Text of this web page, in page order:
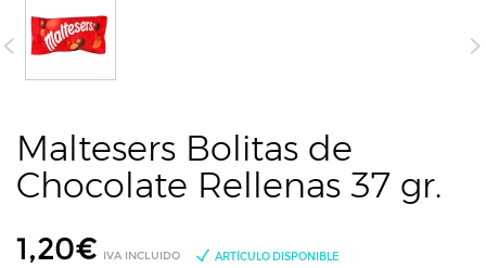
Maltesers Bolitas de
Chocolate Rellenas 37 gr.
1,20€ IVA INCLUIDO ARTÍCULO DISPONIBLE